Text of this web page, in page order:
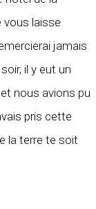
vous laisse
jamais
il y eut un
nous avions pu
pris cette
la terre te soit